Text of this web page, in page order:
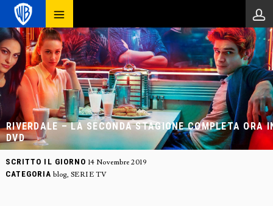
RIVERDALE – LA SECONDA STAGIONE COMPLETA ORA
DVD
SCRITTO IL GIORNO 14 Novembre 2019
CATEGORIA blog, SERIE TV